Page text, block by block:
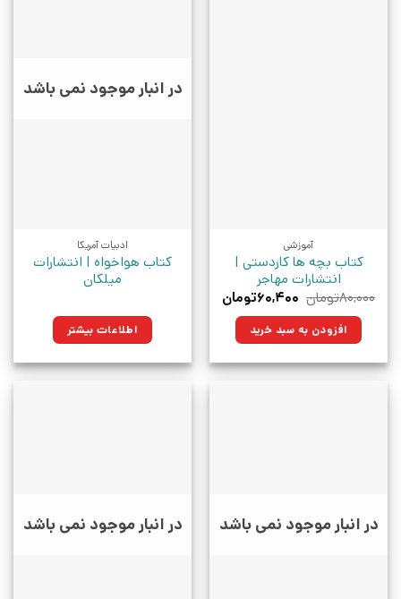
آموزشی
کتاب بچه ها کاردستی |
انتشارات مهاجر
۸۰,۰۰۰تومان قیمت
۸۰,۰۰۰تومان
بود.
۶۰,۴۰۰تومان
افزودن به سبد خرید
در انبار موجود نمی باشد
ادبیات آمریکا
کتاب هواخواه | انتشارات
میلکان
اطلاعات بیشتر
در انبار موجود نمی باشد در انبار موجود نمی باشد